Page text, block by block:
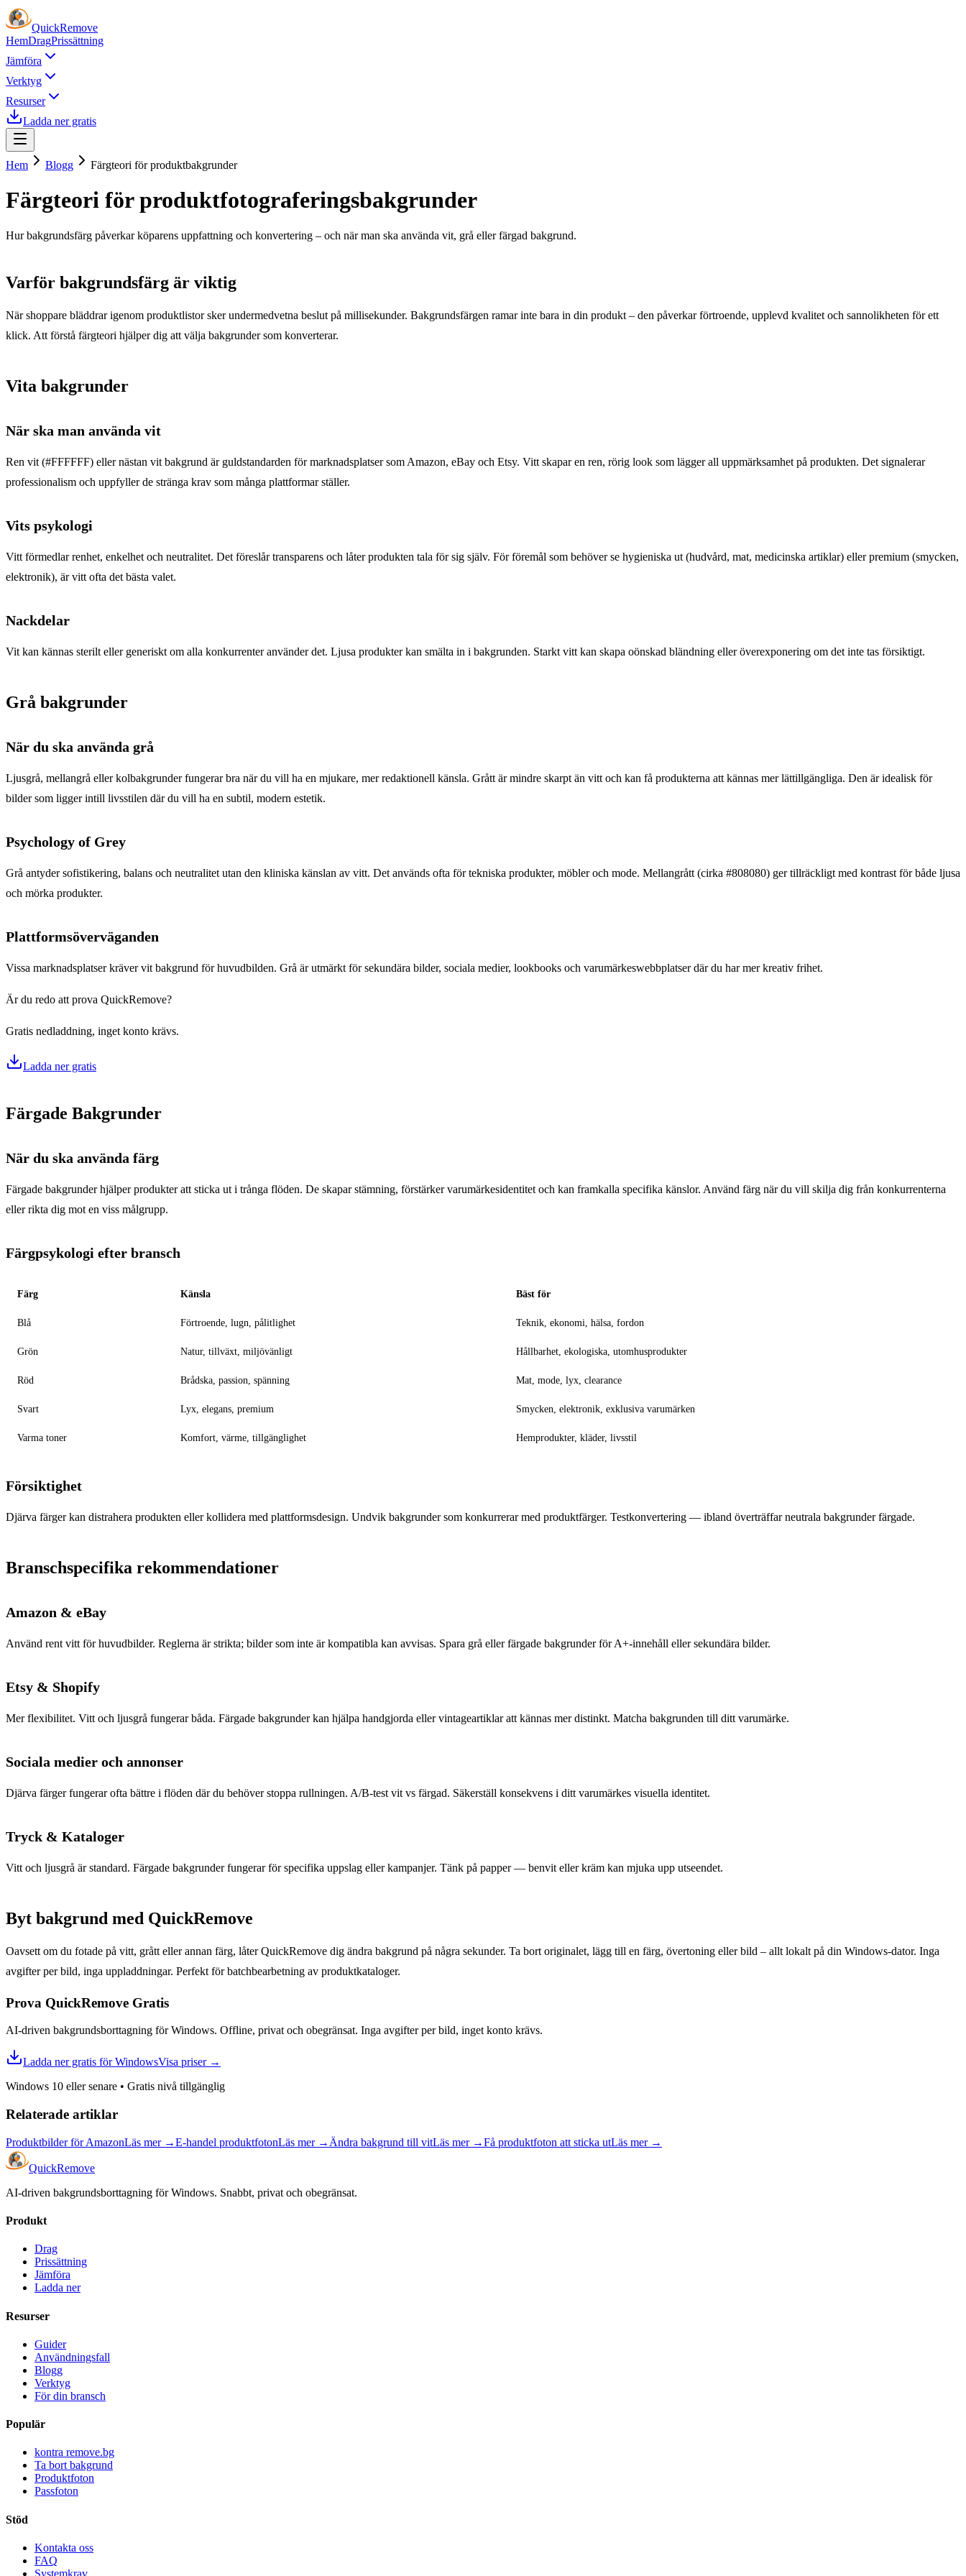
QuickRemove
HemDragPrissättning
Jämföra
Verktyg
Resurser
Ladda ner gratis
Hem Blogg Färgteori för produktbakgrunder
Färgteori för produktfotograferingsbakgrunder
Hur bakgrundsfärg påverkar köparens uppfattning och konvertering – och när man ska använda vit, grå eller färgad bakgrund.
Varför bakgrundsfärg är viktig
När shoppare bläddrar igenom produktlistor sker undermedvetna beslut på millisekunder. Bakgrundsfärgen ramar inte bara in din produkt – den påverkar förtroende, upplevd kvalitet och sannolikheten för ett
klick. Att förstå färgteori hjälper dig att välja bakgrunder som konverterar.
Vita bakgrunder
När ska man använda vit
Ren vit (#FFFFFF) eller nästan vit bakgrund är guldstandarden för marknadsplatser som Amazon, eBay och Etsy. Vitt skapar en ren, rörig look som lägger all uppmärksamhet på produkten. Det signalerar
professionalism och uppfyller de stränga krav som många plattformar ställer.
Vits psykologi
Vitt förmedlar renhet, enkelhet och neutralitet. Det föreslår transparens och låter produkten tala för sig själv. För föremål som behöver se hygieniska ut (hudvård, mat, medicinska artiklar) eller premium (smycken,
elektronik), är vitt ofta det bästa valet.
Nackdelar
Vit kan kännas sterilt eller generiskt om alla konkurrenter använder det. Ljusa produkter kan smälta in i bakgrunden. Starkt vitt kan skapa oönskad bländning eller överexponering om det inte tas försiktigt.
Grå bakgrunder
När du ska använda grå
Ljusgrå, mellangrå eller kolbakgrunder fungerar bra när du vill ha en mjukare, mer redaktionell känsla. Grått är mindre skarpt än vitt och kan få produkterna att kännas mer lättillgängliga. Den är idealisk för
bilder som ligger intill livsstilen där du vill ha en subtil, modern estetik.
Psychology of Grey
Grå antyder sofistikering, balans och neutralitet utan den kliniska känslan av vitt. Det används ofta för tekniska produkter, möbler och mode. Mellangrått (cirka #808080) ger tillräckligt med kontrast för både ljusa
och mörka produkter.
Plattformsöverväganden
Vissa marknadsplatser kräver vit bakgrund för huvudbilden. Grå är utmärkt för sekundära bilder, sociala medier, lookbooks och varumärkeswebbplatser där du har mer kreativ frihet.
Är du redo att prova QuickRemove?
Gratis nedladdning, inget konto krävs.
Ladda ner gratis
Färgade Bakgrunder
När du ska använda färg
Färgade bakgrunder hjälper produkter att sticka ut i trånga flöden. De skapar stämning, förstärker varumärkesidentitet och kan framkalla specifika känslor. Använd färg när du vill skilja dig från konkurrenterna
eller rikta dig mot en viss målgrupp.
Färgpsykologi efter bransch
Färg Känsla Bäst för
Blå Förtroende, lugn, pålitlighet Teknik, ekonomi, hälsa, fordon
Grön Natur, tillväxt, miljövänligt Hållbarhet, ekologiska, utomhusprodukter
Röd Brådska, passion, spänning Mat, mode, lyx, clearance
Svart Lyx, elegans, premium Smycken, elektronik, exklusiva varumärken
Varma toner Komfort, värme, tillgänglighet Hemprodukter, kläder, livsstil
Försiktighet
Djärva färger kan distrahera produkten eller kollidera med plattformsdesign. Undvik bakgrunder som konkurrerar med produktfärger. Testkonvertering — ibland överträffar neutrala bakgrunder färgade.
Branschspecifika rekommendationer
Amazon & eBay
Använd rent vitt för huvudbilder. Reglerna är strikta; bilder som inte är kompatibla kan avvisas. Spara grå eller färgade bakgrunder för A+-innehåll eller sekundära bilder.
Etsy & Shopify
Mer flexibilitet. Vitt och ljusgrå fungerar båda. Färgade bakgrunder kan hjälpa handgjorda eller vintageartiklar att kännas mer distinkt. Matcha bakgrunden till ditt varumärke.
Sociala medier och annonser
Djärva färger fungerar ofta bättre i flöden där du behöver stoppa rullningen. A/B-test vit vs färgad. Säkerställ konsekvens i ditt varumärkes visuella identitet.
Tryck & Kataloger
Vitt och ljusgrå är standard. Färgade bakgrunder fungerar för specifika uppslag eller kampanjer. Tänk på papper — benvit eller kräm kan mjuka upp utseendet.
Byt bakgrund med QuickRemove
Oavsett om du fotade på vitt, grått eller annan färg, låter QuickRemove dig ändra bakgrund på några sekunder. Ta bort originalet, lägg till en färg, övertoning eller bild – allt lokalt på din Windows-dator. Inga
avgifter per bild, inga uppladdningar. Perfekt för batchbearbetning av produktkataloger.
Prova QuickRemove Gratis
AI-driven bakgrundsborttagning för Windows. Offline, privat och obegränsat. Inga avgifter per bild, inget konto krävs.
Ladda ner gratis för WindowsVisa priser→
Windows 10 eller senare • Gratis nivå tillgänglig
Relaterade artiklar
Produktbilder för AmazonLäs mer→E-handel produktfotonLäs mer→ Ändra bakgrund till vitLäs mer→Få produktfoton att sticka utLäs mer→
QuickRemove
AI-driven bakgrundsborttagning för Windows. Snabbt, privat och obegränsat.
Produkt
Drag
Prissättning
Jämföra
Ladda ner
Resurser
Guider
Användningsfall
Blogg
Verktyg
För din bransch
Populär
kontra remove.bg
Ta bort bakgrund
Produktfoton
Passfoton
Stöd
Kontakta oss
FAQ
Systemkrav